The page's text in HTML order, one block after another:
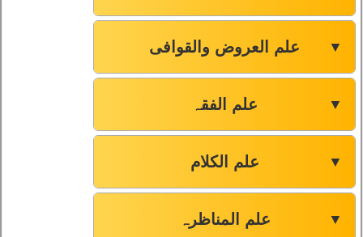
علم العروض والقوافی ▼
علم الفقہ ▼
علم الکلام ▼
علم المناظرہ ▼